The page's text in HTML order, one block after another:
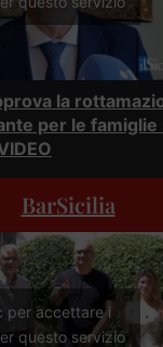
la
per le famiglie
BarSicilia
per accettare i
questo servizio